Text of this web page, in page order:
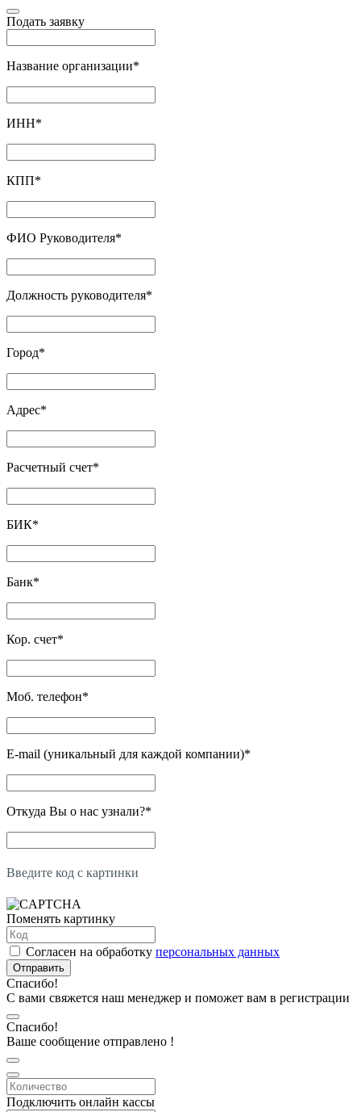
Подать заявку
Название организации*
ИНН*
КПП*
ФИО Руководителя*
Должность руководителя*
Город*
Адрес*
Расчетный счет*
БИК*
Банк*
Кор. счет*
Моб. телефон*
E-mail (уникальный для каждой компании)*
Откуда Вы о нас узнали?*
Введите код с картинки
Поменять картинку
Согласен на обработку персональных данных
Отправить
Спасибо!
С вами свяжется наш менеджер и поможет вам в регистрации
Спасибо!
Ваше сообщение отправлено !
Подключить онлайн кассы